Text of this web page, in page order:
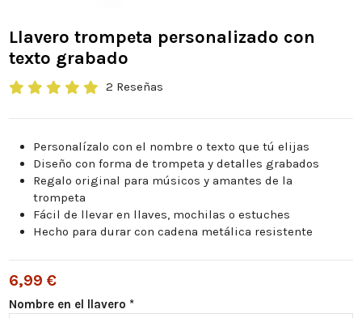
Llavero trompeta personalizado con
texto grabado
2 Reseñas
Personalízalo con el nombre o texto que tú elijas
Diseño con forma de trompeta y detalles grabados
Regalo original para músicos y amantes de la
trompeta
Fácil de llevar en llaves, mochilas o estuches
Hecho para durar con cadena metálica resistente
6,99 €
Nombre en el llavero *